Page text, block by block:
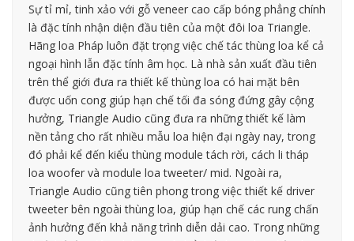
Sự tỉ mỉ, tinh xảo với gỗ veneer cao cấp bóng phẳng chính
là đặc tính nhận diện đầu tiên của một đôi loa Triangle.
Hãng loa Pháp luôn đặt trọng việc chế tác thùng loa kể cả
ngoại hình lẫn đặc tính âm học. Là nhà sản xuất đầu tiên
trên thể giới đưa ra thiết kế thùng loa có hai mặt bên
được uốn cong giúp hạn chế tối đa sóng đứng gây cộng
hưởng, Triangle Audio cũng đưa ra những thiết kế làm
nền tảng cho rất nhiều mẫu loa hiện đại ngày nay, trong
đó phải kể đến kiểu thùng module tách rời, cách li tháp
loa woofer và module loa tweeter/ mid. Ngoài ra,
Triangle Audio cũng tiên phong trong việc thiết kế driver
tweeter bên ngoài thùng loa, giúp hạn chế các rung chấn
ảnh hưởng đến khả năng trình diễn dải cao. Trong những